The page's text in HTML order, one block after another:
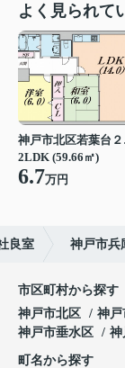
よく見られて
2LDK (59.66㎡)
6.7万円
良室 神戸市兵
市区町村から探す
神戸市北区
神戸
神戸市垂水区
神
町名から探す